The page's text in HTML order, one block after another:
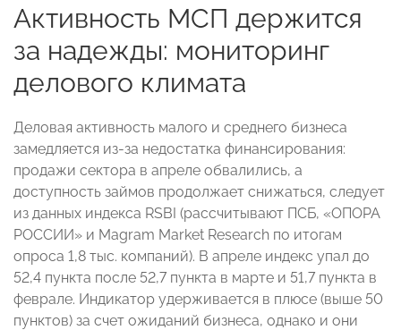
Активность МСП держится
за надежды: мониторинг
делового климата
Деловая активность малого и среднего бизнеса
замедляется из-за недостатка финансирования:
продажи сектора в апреле обвалились, а
доступность займов продолжает снижаться, следует
из данных индекса RSBI (рассчитывают ПСБ, «ОПОРА
РОССИИ» и Magram Market Research по итогам
опроса 1,8 тыс. компаний). В апреле индекс упал до
52,4 пункта после 52,7 пункта в марте и 51,7 пункта в
феврале. Индикатор удерживается в плюсе (выше 50
пунктов) за счет ожиданий бизнеса, однако и они